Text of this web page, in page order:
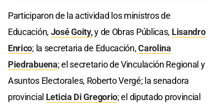
Participaron de la actividad los ministros de
Educación, José Goity,y de Obras Públicas, Lisandro
Enrico; la secretaria de Educación,Carolina
Piedrabuena; el secretario de Vinculación Regional y
Asuntos Electorales, Roberto Vergé; la senadora
provincial Leticia Di Gregorio; el diputado provincial